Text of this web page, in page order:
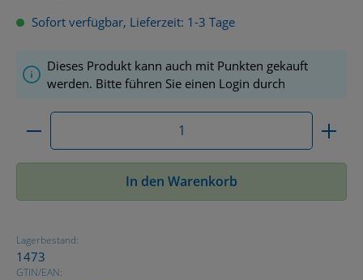
Sofort verfügbar, Lieferzeit: 1-3 Tage
Dieses Produkt kann auch mit Punkten gekauft
werden. Bitte führen Sie einen Login durch
Produkt Anzahl: Gib den gewünschten Wert ein
In den Warenkorb
Lagerbestand:
1473
GTIN/EAN: